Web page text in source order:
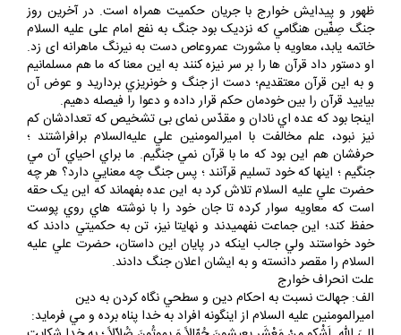
مقدمه:
ظهور و پيدايش خوارج با جريان حکميت همراه است. در آخرين روز
جنگ صِفّين هنگامي که نزديک بود جنگ به نفع امام على عليه السلام
خاتمه يابد، معاويه با مشورت عمروعاص دست به نيرنگ ماهرانه اى زد.
او دستور داد قرآن ها را بر سر نيزه ‏کنند به اين معنا که ما هم مسلمانيم
و به اين قرآن معتقديم؛ دست از جنگ و خونريزي برداريد و عوض آن
بياييد قرآن را بين خودمان حکم قرار داده و دعوا را فيصله دهيم.
اينجا بود که عده اي نادان و مقدّس نماى بى تشخيص که تعدادشان کم
نيز نبود، علم مخالفت با اميرالمومنين علي عليه‌السلام برافراشتند ؛
حرفشان هم اين بود که ما با قرآن نمي جنگيم. ما براي احياي آن مي
جنگيم ؛ اينها که خود تسليم قرآنند ؛ پس جنگ چه معنايي دارد؟ هر چه
حضرت علي عليه السلام تلاش کرد به اين عده بفهماند که اين يک حقه
است که معاويه سوار کرده تا جان خود را با نوشته هاي روي پوست
حفظ کند؛ اين جماعت نفهميدند و نهايتا نيز، تن به حکميتي دادند که
خود خواستند ولي جالب اينکه در پايان اين داستان، حضرت علي عليه
السلام را مقصر دانسته و به ايشان اعلان جنگ دادند.
علت انحراف خوارج
الف: جهالت نسبت به احکام دين و سطحي نگاه کردن به دين